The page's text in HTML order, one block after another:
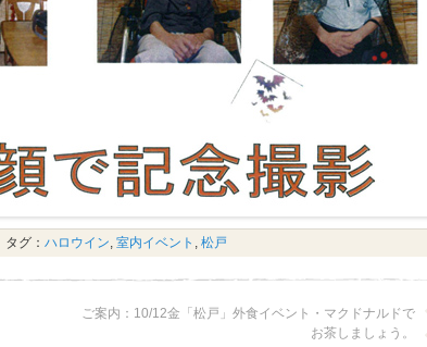
タグ： ハロウイン, 室内イベント , 松戸
ご案内：10/12金「松戸」外食イベント・マクドナルドで
お茶しましょう。